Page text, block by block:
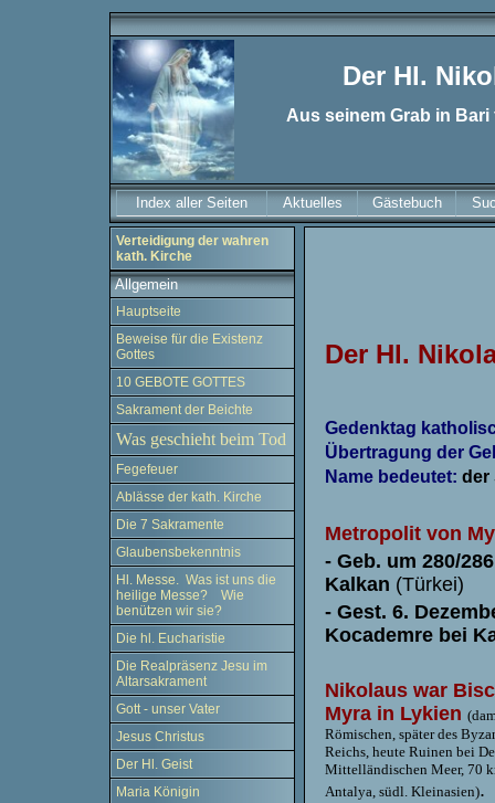
Der Hl.
Aus seinem Grab in
Index aller Seiten Aktuelles Gästebuch
Verteidigung der wahren
kath. Kirche
Allgemein
Hauptseite
Beweise für die Existenz
Gottes
10 GEBOTE GOTTES
Sakrament der Beichte
Was geschieht beim Tod
Fegefeuer
Ablässe der kath. Kirche
Die 7 Sakramente
Glaubensbekenntnis
Hl. Messe. Was ist uns die
heilige Messe? Wie
benützen wir sie?
Die hl. Eucharistie
Die Realpräsenz Jesu im
Altarsakrament
Gott - unser Vater
Jesus Christus
Der Hl. Geist
Maria Königin
Der Hl.
Gedenktag
Übertragung der
Name bedeutet: der
Metropolit von
- Geb. um 280/
Kalkan (Türkei)
- Gest. 6.
Kocademre bei
Nikolaus war
Myra in Lykien (
Römischen, später des
Reichs, heute Ruinen bei
Mittelländischen Meer, 70
Antalya, südl. Kleinasien).